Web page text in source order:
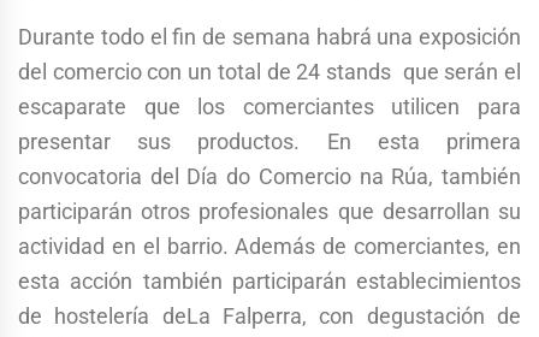
Durante todo el fin de semana habrá una exposición
del comercio con un total de 24 stands que serán el
escaparate que los comerciantes utilicen para
presentar sus productos. En esta primera
convocatoria del Día do Comercio na Rúa, también
participarán otros profesionales que desarrollan su
actividad en el barrio. Además de comerciantes, en
esta acción también participarán establecimientos
de hostelería deLa Falperra, con degustación de